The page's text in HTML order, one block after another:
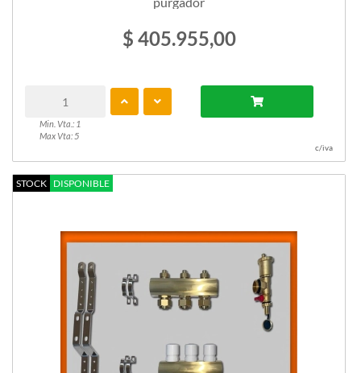
$ 405.955,00
Min. Vta.: 1
Max Vta: 5
c/iva
STOCK DISPONIBLE